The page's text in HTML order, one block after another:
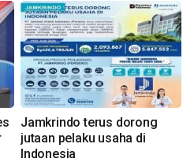
Jamkrindo terus dorong
jutaan pelaku usaha di
Indonesia